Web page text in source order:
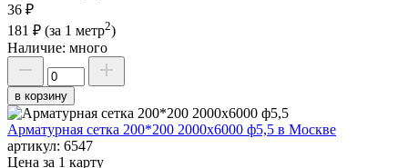
36 ₽
181 ₽ (за 1 метр2)
Наличие: много
в корзину
Арматурная сетка 200*200 2000х6000 ф5,5 в Москве
артикул: 6547
Цена за 1 карту